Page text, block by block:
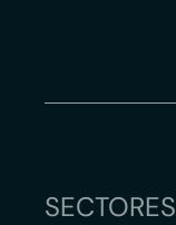
SECTORES